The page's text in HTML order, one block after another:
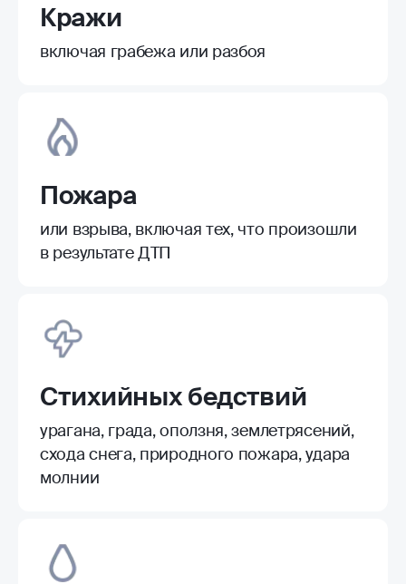
Кражи
включая грабежа или разбоя
Пожара
или взрыва, включая тех, что произошли
в результате ДТП
Стихийных бедствий
урагана, града, оползня, землетрясений,
схода снега, природного пожара, удара
молнии